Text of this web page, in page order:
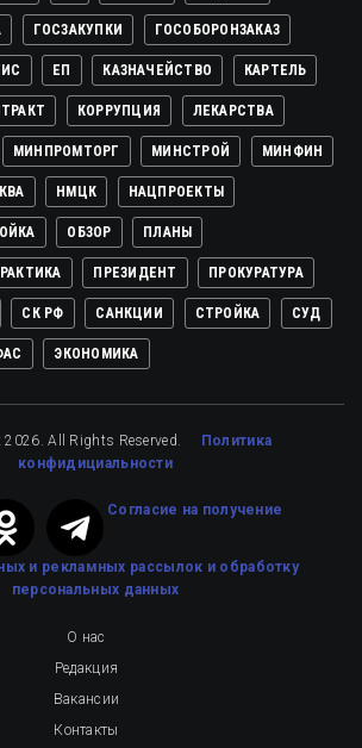
ГОСЗАКУПКИ ГОСОБОРОНЗАКАЗ
ЕП КАЗНАЧЕЙСТВО КАРТЕЛЬ
КОРРУПЦИЯ ЛЕКАРСТВА
МИНПРОМТОРГ МИНСТРОЙ МИНФИН
НМЦК НАЦПРОЕКТЫ
ОБЗОР ПЛАНЫ
ПРЕЗИДЕНТ ПРОКУРАТУРА
СК РФ САНКЦИИ СТРОЙКА СУД
ЭКОНОМИКА
2026. All Rights Reserved.
Политика
конфидициальности
Cогласие на получение
и рекламных рассылок и обработку
персональных данных
О нас
Редакция
Вакансии
Контакты